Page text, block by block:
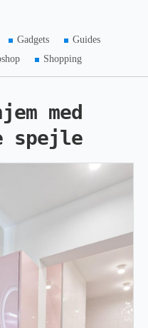
Gadgets
Guides
Shopping
med
spejle